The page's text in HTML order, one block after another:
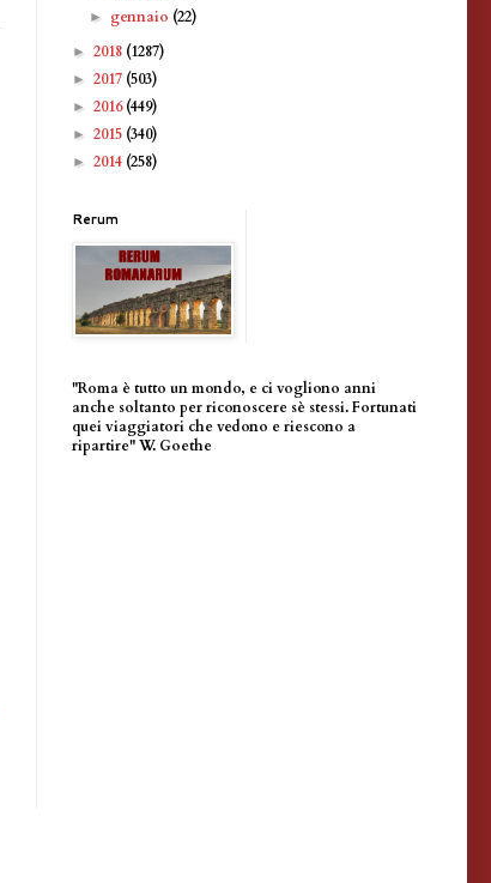
► gennaio (22)
► 2018 (1287)
► 2017 (503)
► 2016(449)
► 2015 (340)
► 2014 (258)
Rerum
"Roma è tutto un mondo, e ci vogliono anni
anche soltanto per riconoscere sè stessi. Fortunati
quei viaggiatori che vedono e riescono a
ripartire" W. Goethe